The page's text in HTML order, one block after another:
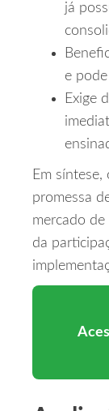
já
e
Exige
Em síntese,
promessa
mercado
da